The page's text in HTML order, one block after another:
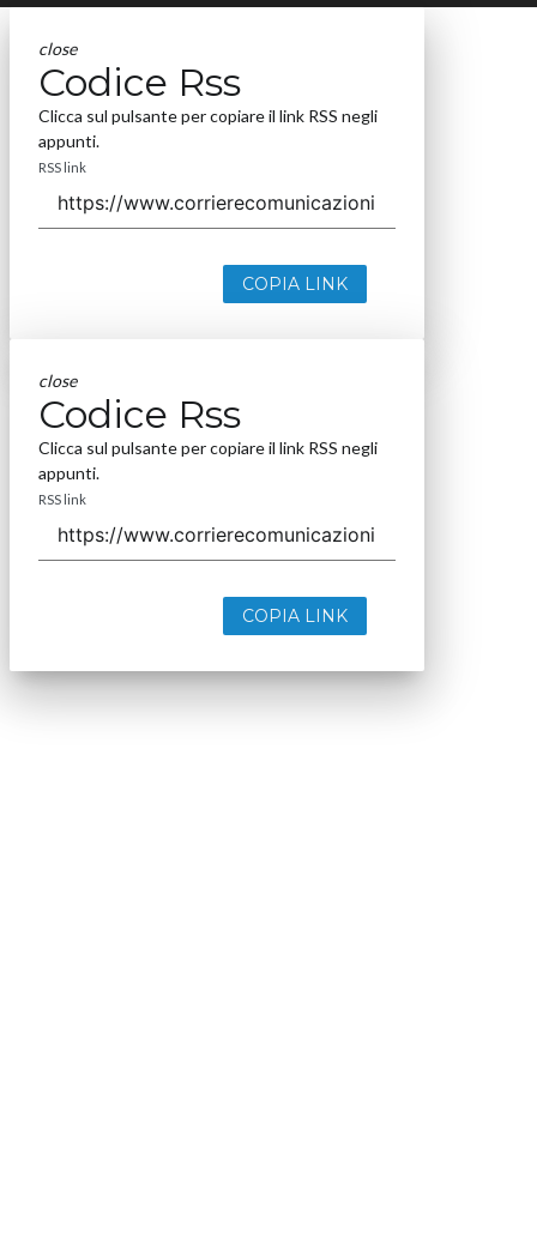
close
Codice Rss
Clicca sul pulsante per copiare il link RSS negli
appunti.
RSS link
COPIA LINK
close
Codice Rss
Clicca sul pulsante per copiare il link RSS negli
appunti.
RSS link
COPIA LINK